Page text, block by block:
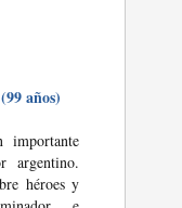
(99 años)
importante
argentino.
héroes y